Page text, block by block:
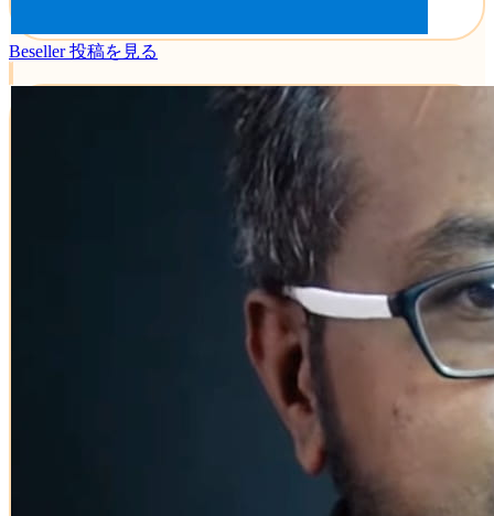
Beseller投稿を見る